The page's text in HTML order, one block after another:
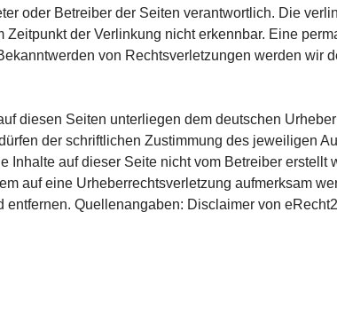
oder Betreiber der Seiten verantwortlich. Die
der Verlinkung nicht erkennbar. Eine
von Rechtsverletzungen werden wir
diesen Seiten unterliegen dem deutschen
der schriftlichen Zustimmung des jeweiligen
Inhalte auf dieser Seite nicht vom Betreiber
auf eine Urheberrechtsverletzung aufmerksam
Quellenangaben: Disclaimer von